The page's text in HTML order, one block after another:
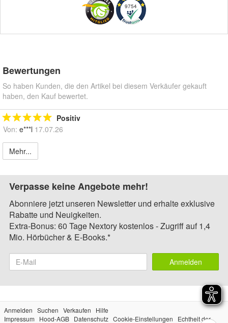
9754
Bewertungen
So haben Kunden, die den Artikel bei diesem Verkäufer gekauft
haben, den Kauf bewertet.
Positiv
Von: e***l 17.07.26
Mehr...
Verpasse keine Angebote mehr!
Abonniere jetzt unseren Newsletter und erhalte exklusive
Rabatte und Neuigkeiten.
Extra-Bonus: 60 Tage Nextory kostenlos - Zugriff auf 1,4
Mio. Hörbücher & E-Books.*
Anmelden
Anmelden Suchen Verkaufen
Hilfe
Impressum
Hood-AGB Datenschutz Cookie-Einstellungen Echtheit der